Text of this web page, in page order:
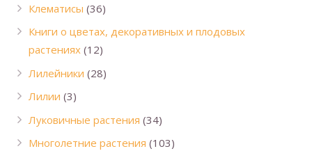
Клематисы (36)
Книги о цветах, декоративных и плодовых
растениях (12)
Лилейники (28)
Лилии (3)
Луковичные растения (34)
Многолетние растения (103)